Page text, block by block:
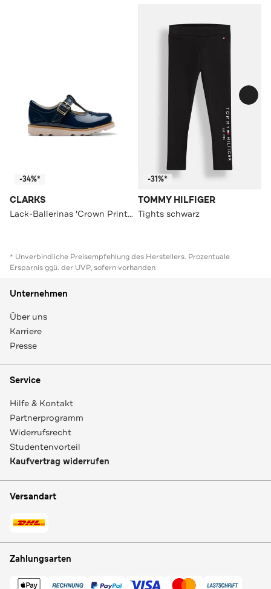
-34%*
CLARKS
Lack-Ballerinas 'Crown Print' dunkelblau
-31%*
TOMMY HILFIGER
Tights schwarz
* Unverbindliche Preisempfehlung des Herstellers. Prozentuale
Ersparnis ggü. der UVP, sofern vorhanden
Unternehmen
Über uns
Karriere
Presse
Service
Hilfe & Kontakt
Partnerprogramm
Widerrufsrecht
Studentenvorteil
Kaufvertrag widerrufen
Versandart
Zahlungsarten